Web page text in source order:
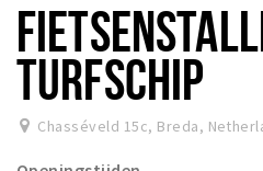
Bezienswaardigheden
Musea, theaters & podia
Uitjes & activiteiten
Toeristische routes
TURFSCHIP
Chasséveld 15c, Breda,